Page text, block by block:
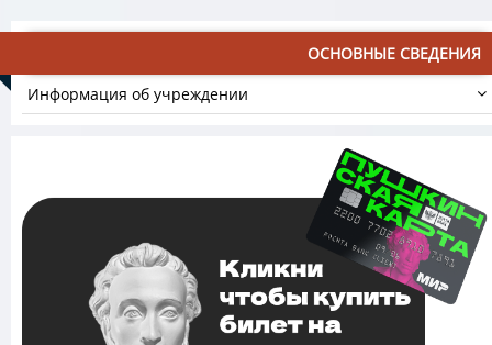
ОСНОВНЫЕ СВЕДЕНИЯ
Информация об учреждении